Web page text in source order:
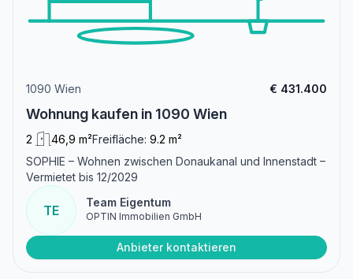
1090 Wien € 431.400
Wohnung kaufen in 1090 Wien
2 46,9 m²Freifläche: 9.2 m²
SOPHIE – Wohnen zwischen Donaukanal und Innenstadt –
Vermietet bis 12/2029
TE
Team Eigentum
OPTIN Immobilien GmbH
Anbieter kontaktieren